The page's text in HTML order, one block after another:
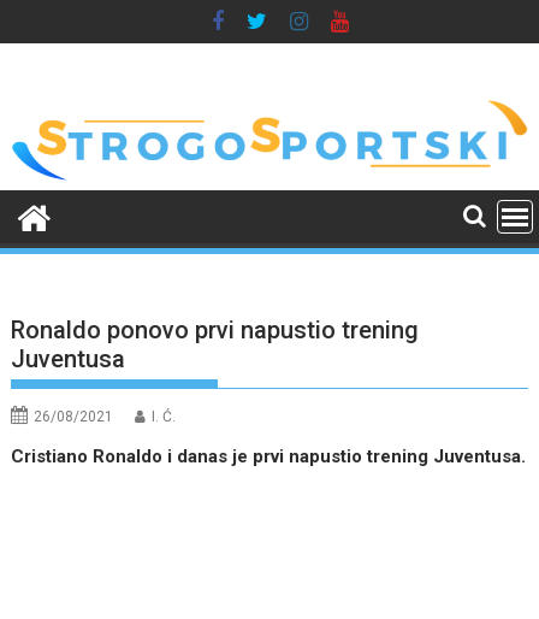
to
Ronaldo ponovo prvi napustio trening
Juventusa
26/08/2021 I. Ć.
Cristiano Ronaldo i danas je prvi napustio trening Juventusa.